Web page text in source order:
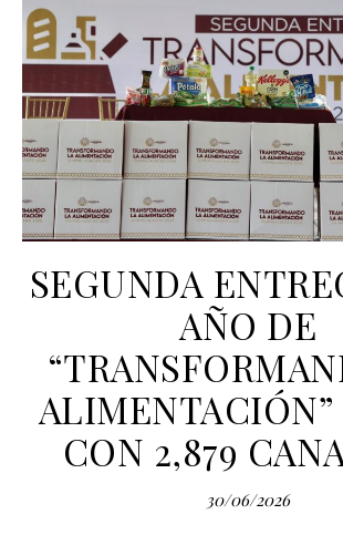
SEGUNDA
AÑO DE
CON 2,879
30/06/2026